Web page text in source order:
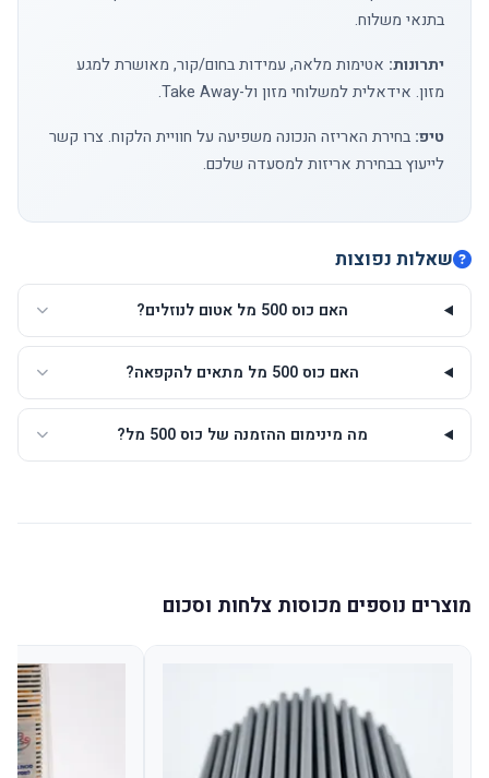
בתנאי משלוח.
יתרונות: אטימות מלאה, עמידות בחום/קור, מאושרת למגע
מזון. אידאלית למשלוחי מזון ול-Take Away.
טיפ: בחירת האריזה הנכונה משפיעה על חוויית הלקוח. צרו קשר
לייעוץ בבחירת אריזות למסעדה שלכם.
שאלות נפוצות
האם כוס 500 מל אטום לנוזלים?
האם כוס 500 מל מתאים להקפאה?
מה מינימום ההזמנה של כוס 500 מל?
מוצרים נוספים מכוסות צלחות וסכום